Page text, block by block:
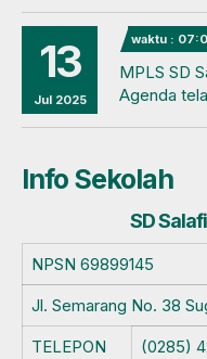
13
Jul 2025
waktu :
MPLS SD
Agenda
Info Sekolah
SD
NPSN 69899145
Jl. Semarang No. 38
TELEPON
(0285)